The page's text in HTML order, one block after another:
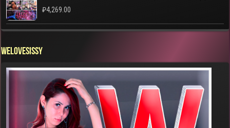
₽4,269.00
WELOVESISSY